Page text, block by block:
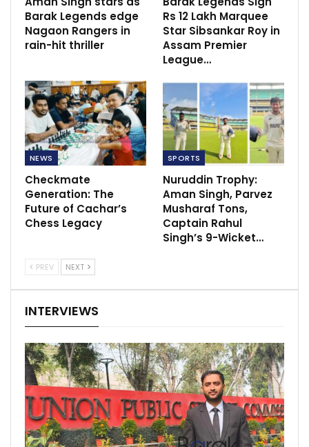
Barak Legends edge
Nagaon Rangers in
rain-hit thriller
Rs 12 Lakh Marquee
Star Sibsankar Roy in
Assam Premier
League…
NEWS
Checkmate
Generation: The
Future of Cachar’s
Chess Legacy
SPORTS
Nuruddin Trophy:
Aman Singh, Parvez
Musharaf Tons,
Captain Rahul
Singh’s 9-Wicket…
PREV NEXT
INTERVIEWS